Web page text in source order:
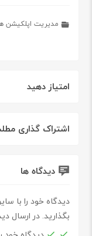
مدیریت اپلکیشن
امتیاز دهید
اشتراک گذاری
دیدگاه ها
دیدگاه خود را با
بگذارید. در ارسال